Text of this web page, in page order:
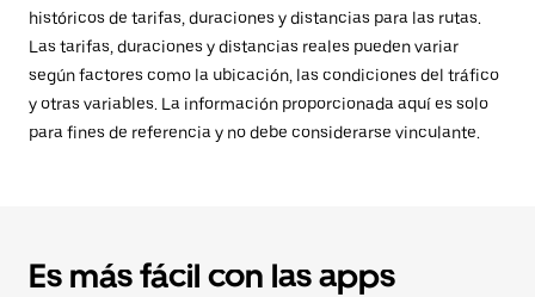
históricos de tarifas, duraciones y distancias para las rutas.
Las tarifas, duraciones y distancias reales pueden variar
según factores como la ubicación, las condiciones del tráfico
y otras variables. La información proporcionada aquí es solo
para fines de referencia y no debe considerarse vinculante.
Es más fácil con las apps